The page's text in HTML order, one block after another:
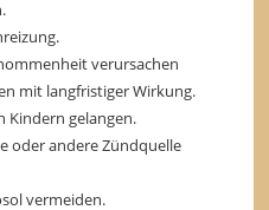
verursachen
mit langfristiger Wirkung.
Kindern gelangen.
oder andere Zündquelle
vermeiden.